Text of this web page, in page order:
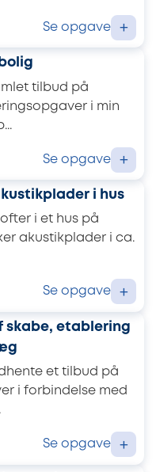
Se opgave +
tilbud på
i min
Se opgave +
i hus
i et hus på
akustikplader i ca.
Se opgave +
skabe, etablering
et tilbud på
i forbindelse med
Se opgave +